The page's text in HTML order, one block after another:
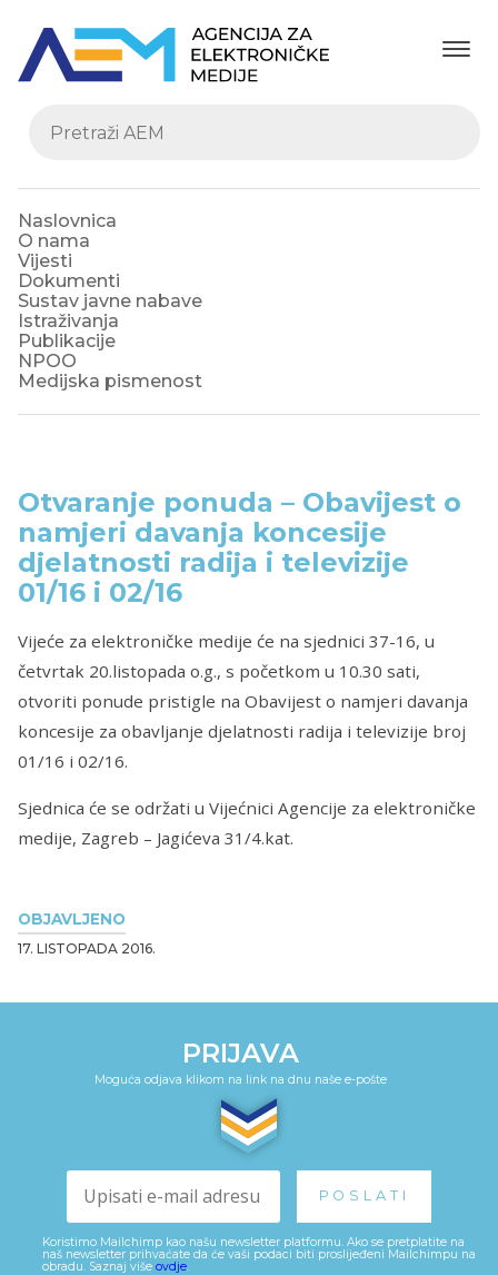
Naslovnica
O nama
Vijesti
Dokumenti
Sustav javne nabave
Istraživanja
Publikacije
NPOO
Medijska pismenost
OBJAVLJENO
17. LISTOPADA 2016.
Otvaranje ponuda – Obavijest o
namjeri davanja koncesije
djelatnosti radija i televizije
01/16 i 02/16
Vijeće za elektroničke medije će na sjednici 37-16, u
četvrtak 20.listopada o.g., s početkom u 10.30 sati,
otvoriti ponude pristigle na Obavijest o namjeri davanja
koncesije za obavljanje djelatnosti radija i televizije broj
01/16 i 02/16.
Sjednica će se održati u Vijećnici Agencije za elektroničke
medije, Zagreb – Jagićeva 31/4.kat.
PRIJAVA
Moguća odjava klikom na link na dnu naše e-pošte
Koristimo Mailchimp kao našu newsletter platformu. Ako se pretplatite na
naš newsletter prihvaćate da će vaši podaci biti proslijeđeni Mailchimpu na
obradu. Saznaj više ovdje.